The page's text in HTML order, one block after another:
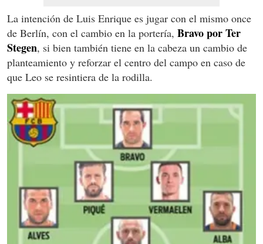
La intención de Luis Enrique es jugar con el mismo once
de Berlín, con el cambio en la portería, Bravo por Ter
Stegen, si bien también tiene en la cabeza un cambio de
planteamiento y reforzar el centro del campo en caso de
que Leo se resintiera de la rodilla.